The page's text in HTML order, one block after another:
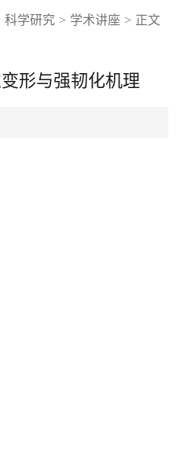
科学研究 > 学术讲座 > 正文
形与强韧化机理